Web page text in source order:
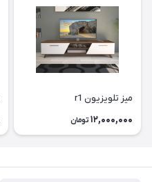
میز تلویزیون r1
12,000,000 تومان